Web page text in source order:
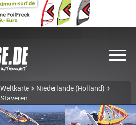
Weltkarte
Niederlande (Holland)
Staveren